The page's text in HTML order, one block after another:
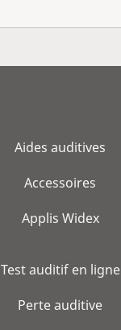
Aides auditives
Accessoires
Applis Widex
Test auditif en ligne
Perte auditive